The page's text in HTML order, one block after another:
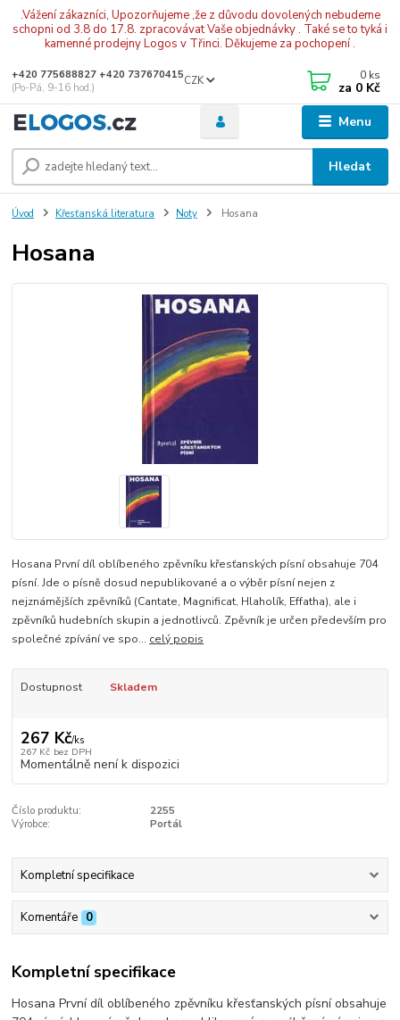
.Vážení zákazníci, Upozorňujeme ,že z důvodu dovolených nebudeme
schopni od 3.8 do 17.8. zpracovávat Vaše objednávky . Také se to tyká i
kamenné prodejny Logos v Třinci. Děkujeme za pochopení .
Menu
CZK
Hledat
+420 775688827 +420 737670415
(Po-Pá, 9-16 hod.)
0 ks
za 0 Kč
Úvod Křesťanská literatura Noty Hosana
Hosana
Hosana První díl oblíbeného zpěvníku křesťanských písní obsahuje 704
písní. Jde o písně dosud nepublikované a o výběr písní nejen z
nejznámějších zpěvníků (Cantate, Magnificat, Hlaholík, Effatha), ale i
zpěvníků hudebních skupin a jednotlivců. Zpěvník je určen především pro
společné zpívání ve spo... celý popis
Dostupnost Skladem
267 Kč/ks
267 Kč bez DPH
Momentálně není k dispozici
Číslo produktu:
2255
Výrobce:
Portál
Kompletní specifikace
Komentáře 0
Kompletní specifikace
Hosana První díl oblíbeného zpěvníku křesťanských písní obsahuje